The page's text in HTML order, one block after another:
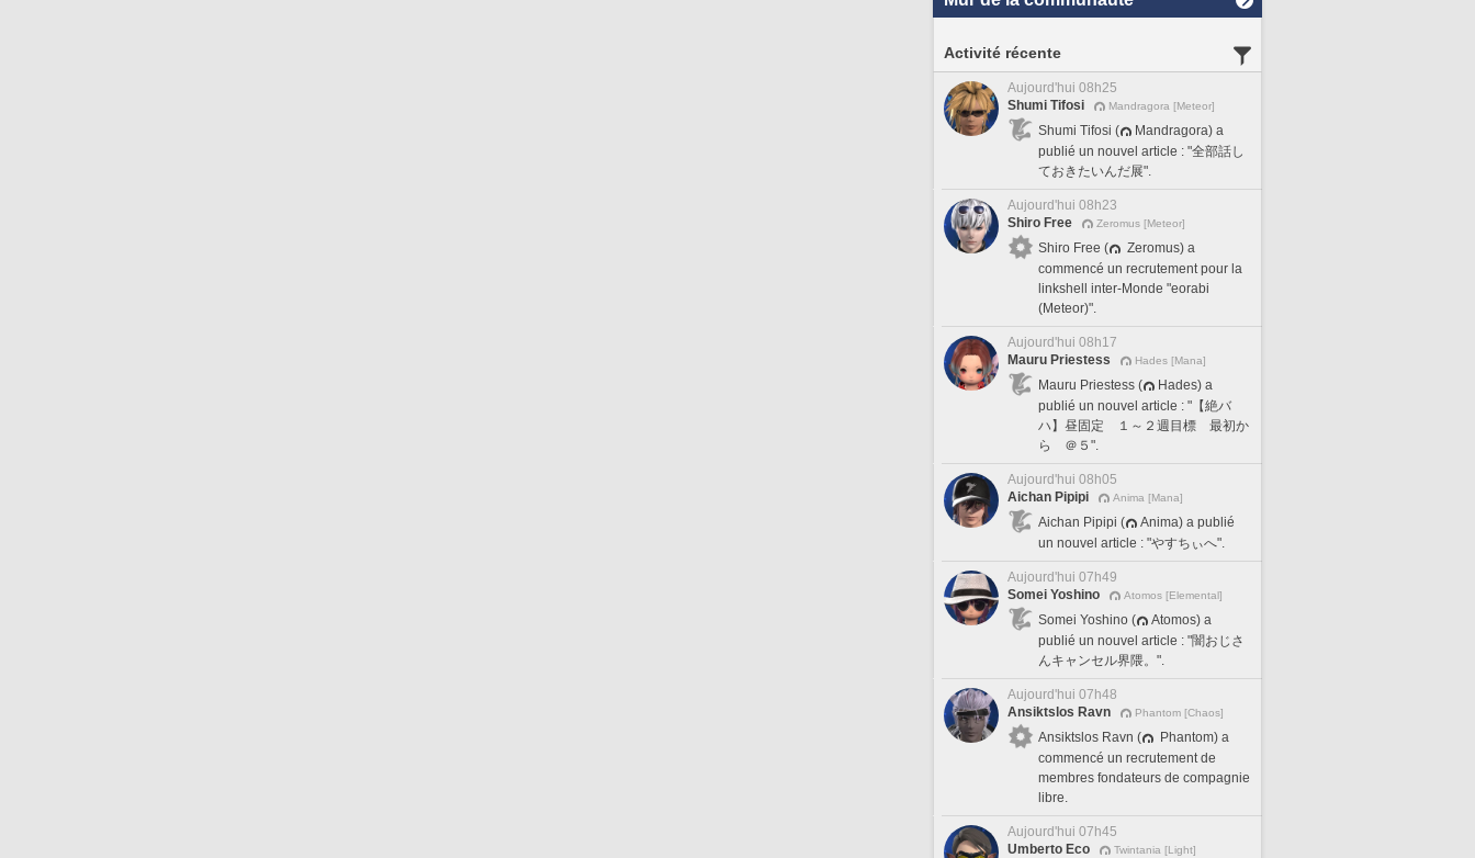
Activité récente
Aujourd'hui 08h25
Shumi Tifosi
Mandragora [Meteor]
Shumi Tifosi (
Mandragora) a
publié un nouvel article : "全部話し
ておきたいんだ展".
Aujourd'hui 08h23
Shiro Free
Zeromus [Meteor]
Shiro Free (
Zeromus) a
commencé un recrutement pour la
linkshell inter-Monde "eorabi
(Meteor)".
Aujourd'hui 08h17
Mauru Priestess
Hades [Mana]
Mauru Priestess (
Hades) a
publié un nouvel article : "【絶バ
ハ】昼固定 １～２週目標 最初か
ら ＠５".
Aujourd'hui 08h05
Aichan Pipipi
Anima [Mana]
Aichan Pipipi (
Anima) a publié
un nouvel article : "やすちぃへ".
Aujourd'hui 07h49
Somei Yoshino
Atomos [Elemental]
Somei Yoshino (
Atomos) a
publié un nouvel article : "闇おじさ
んキャンセル界隈。".
Aujourd'hui 07h48
Ansiktslos Ravn
Phantom [Chaos]
Ansiktslos Ravn (
Phantom) a
commencé un recrutement de
membres fondateurs de compagnie
libre.
Aujourd'hui 07h45
Umberto Eco
Twintania [Light]